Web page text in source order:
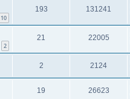
10
193 131241
2
21 22005
2 2124
19 26623